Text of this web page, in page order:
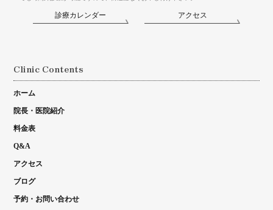
診療カレンダー アクセス
Clinic Contents
ホーム
院長・医院紹介
料金表
Q&A
アクセス
ブログ
予約・お問い合わせ